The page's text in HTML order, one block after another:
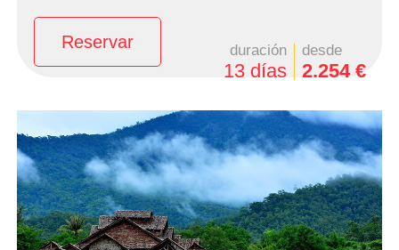
Reservar duración
13 días
desde
2.254 €
Salidas: Lunes todo el año y Domingos de Junio a
Noviembre
Ruta: 3 noches Bangkok, 1 noche Phitsanulok, 1 noche
Chiang Rai, 2 noches Chiang Mai, 1 noche Pai, 1 noche
Mae Hong son y 1 noche Mae Sariang
Régimen: Alojamiento y desayuno en Bangkok. Media
pensión circuito
Hoteles: turista, Primera y Semilujo